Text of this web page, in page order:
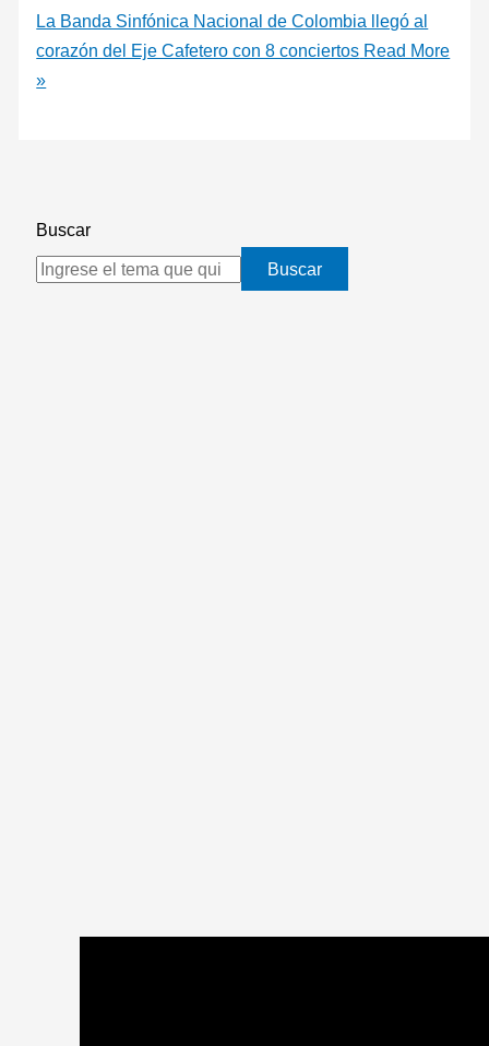
La Banda Sinfónica Nacional de Colombia llegó al
corazón del Eje Cafetero con 8 conciertos Read More
»
Buscar
Buscar